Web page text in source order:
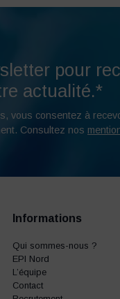
pour
actualité.*
vous consentez à
Consultez nos
Informations
Qui sommes-nous ?
EPI Nord
L’équipe
Contact